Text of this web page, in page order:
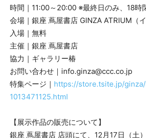
時間｜11:00～20:00 ※最終日のみ、18時
会場｜銀座 蔦屋書店 GINZA ATRIUM（
入場｜無料
主催｜銀座 蔦屋書店
協力｜ギャラリー椿
お問い合わせ｜info.ginza@ccc.co.jp
特集ページ｜ https://store.tsite.jp/
1013471125.html
【展示作品の販売について】
銀座 蔦屋書店 店頭にて、12⽉17⽇（土